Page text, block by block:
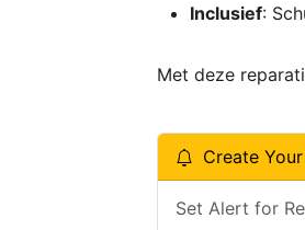
Inclusief:
Met deze
Create
Set Alert for